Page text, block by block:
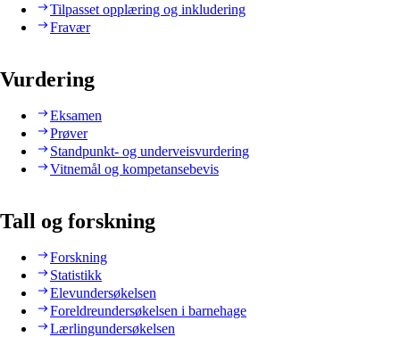
Tilpasset opplæring og inkludering
Fravær
Vurdering
Eksamen
Prøver
Standpunkt- og underveisvurdering
Vitnemål og kompetansebevis
Tall og forskning
Forskning
Statistikk
Elevundersøkelsen
Foreldreundersøkelsen i barnehage
Lærlingundersøkelsen